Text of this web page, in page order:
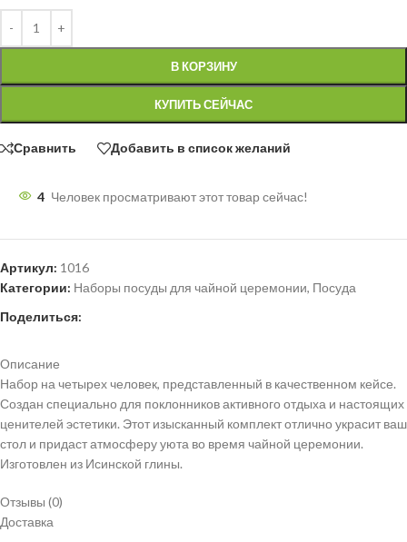
В КОРЗИНУ
КУПИТЬ СЕЙЧАС
Сравнить Добавить в список желаний
4 Человек просматривают этот товар сейчас!
Артикул: 1016
Категории: Наборы посуды для чайной церемонии, Посуда
Поделиться:
Описание
Набор на четырех человек, представленный в качественном кейсе.
Создан специально для поклонников активного отдыха и настоящих
ценителей эстетики. Этот изысканный комплект отлично украсит ваш
стол и придаст атмосферу уюта во время чайной церемонии.
Изготовлен из Исинской глины.
Отзывы (0)
Доставка